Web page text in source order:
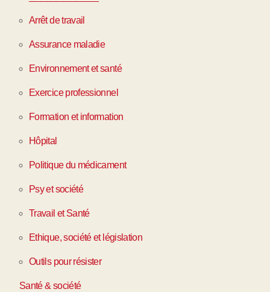
Arrêt de travail
Assurance maladie
Environnement et santé
Exercice professionnel
Formation et information
Hôpital
Politique du médicament
Psy et société
Travail et Santé
Ethique, société et législation
Outils pour résister
Santé & société